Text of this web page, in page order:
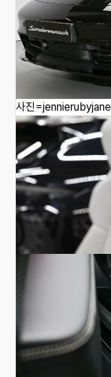
사진=jennierubyjane